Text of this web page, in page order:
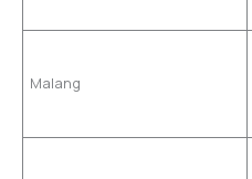
Malang